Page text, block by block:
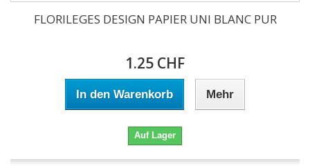
FLORILEGES DESIGN PAPIER UNI BLANC PUR
1.25 CHF
In den Warenkorb Mehr
Auf Lager